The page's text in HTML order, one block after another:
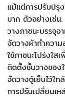
แม้แต่การปรับปรุ
มาก ตัวอย่างเช่น:
วางภาชนะบรรจุอ
จัดวางผ้าทำความ
ใช้ภาชนะโปร่งใส
ติดตั้งชั้นวางของ
จัดวางตู้เย็นไว้ใ
การปรับเปลี่ยนเ